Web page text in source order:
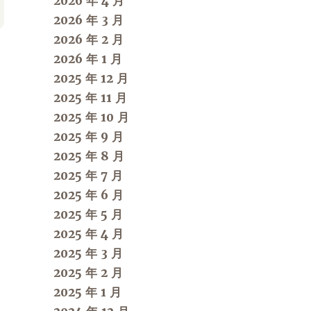
2026 年 3 月
2026 年 2 月
2026 年 1 月
2025 年 12 月
2025 年 11 月
2025 年 10 月
2025 年 9 月
2025 年 8 月
2025 年 7 月
2025 年 6 月
2025 年 5 月
2025 年 4 月
2025 年 3 月
2025 年 2 月
2025 年 1 月